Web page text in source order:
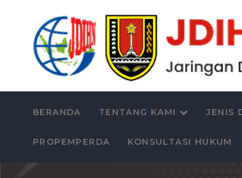
BERANDA TENTANG KAMI JENIS
PROPEMPERDA KONSULTASI HUKUM